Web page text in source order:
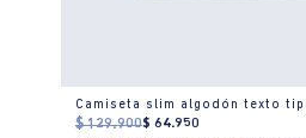
Camiseta slim algodón texto
$ 129.900$ 64.950